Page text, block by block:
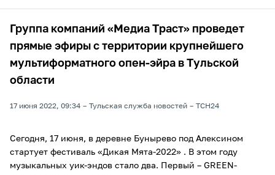
Группа компаний «Медиа Траст» проведет
прямые эфиры с территории крупнейшего
мультиформатного опен-эйра в Тульской
области
17 июня 2022, 09:34 Тульская служба новостей ТСН24
Сегодня, 17 июня, в деревне Бунырево под Алексином
стартует фестиваль «Дикая Мята-2022» . В этом году
музыкальных уик-эндов стало два. Первый – GREEN-